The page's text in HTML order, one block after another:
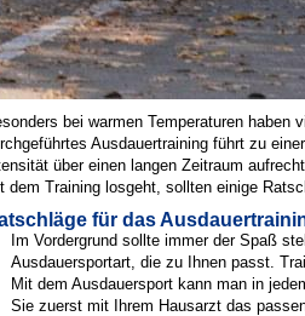
bei warmen Temperaturen
Ausdauertraining führt zu
über einen langen Zeitraum
dem Training losgeht, sollten einige
für das
Im Vordergrund sollte immer der Spaß
Ausdauersportart, die zu Ihnen passt.
Mit dem Ausdauersport kann man in
Sie zuerst mit Ihrem Hausarzt das